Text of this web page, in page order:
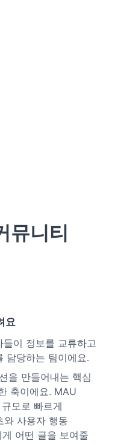
뮤니티
요
이 정보를 교류하고
담당하는 팀이에요.
을 만들어내는 핵심
축이에요. MAU
모로 빠르게
와 사용자 행동
어떤 글을 보여줄